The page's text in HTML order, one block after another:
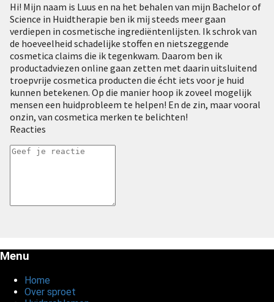
Hi! Mijn naam is Luus en na het behalen van mijn Bachelor of
Science in Huidtherapie ben ik mij steeds meer gaan
verdiepen in cosmetische ingrediëntenlijsten. Ik schrok van
de hoeveelheid schadelijke stoffen en nietszeggende
cosmetica claims die ik tegenkwam. Daarom ben ik
productadviezen online gaan zetten met daarin uitsluitend
troepvrije cosmetica producten die écht iets voor je huid
kunnen betekenen. Op die manier hoop ik zoveel mogelijk
mensen een huidprobleem te helpen! En de zin, maar vooral
onzin, van cosmetica merken te belichten!
Reacties
Menu
Home
Over sproet